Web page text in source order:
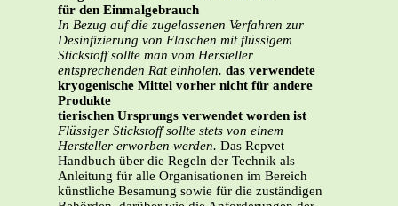
für den Einmalgebrauch
In Bezug auf die zugelassenen Verfahren zur
Desinfizierung von Flaschen mit flüssigem
Stickstoff sollte man vom Hersteller
entsprechenden Rat einholen. das verwendete
kryogenische Mittel vorher nicht für andere
Produkte
tierischen Ursprungs verwendet worden ist
Flüssiger Stickstoff sollte stets von einem
Hersteller erworben werden. Das Repvet
Handbuch über die Regeln der Technik als
Anleitung für alle Organisationen im Bereich
künstliche Besamung sowie für die zuständigen